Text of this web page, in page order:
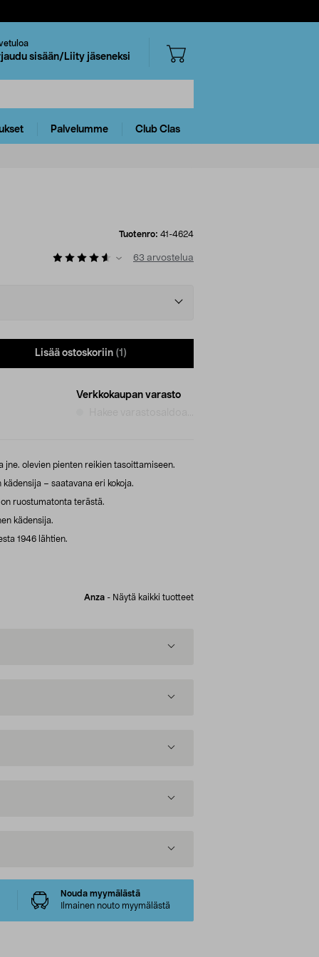
sisään/Liity jäseneksi
Palvelumme Club Clas
Tuotenro: 41-4624
63 arvostelua
Lisää ostoskoriin (1)
Verkkokaupan varasto
jne. olevien pienten reikien tasoittamiseen.
– saatavana eri kokoja.
ruostumatonta terästä.
kädensija.
1946 lähtien.
Anza - Näytä kaikki tuotteet
Nouda myymälästä
Ilmainen nouto myymälästä